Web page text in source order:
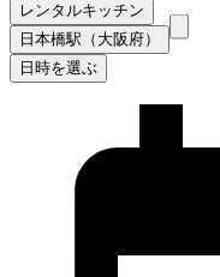
レンタルキッチン
日本橋駅（大阪府）
日時を選ぶ